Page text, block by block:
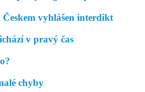
vyhlášen interdikt
v pravý čas
chyby